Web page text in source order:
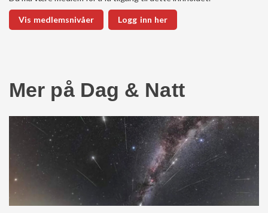
Vis medlemsnivåer Logg inn her
Mer på Dag & Natt